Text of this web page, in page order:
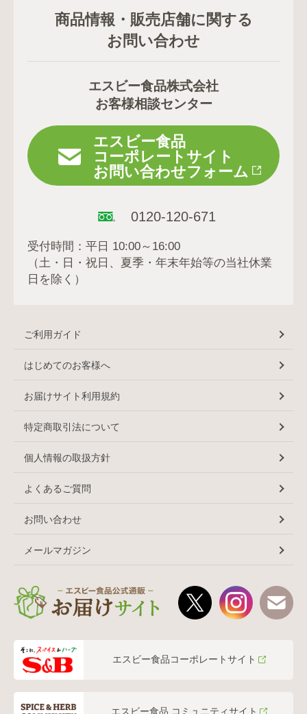
商品情報・販売店舗に関する
お問い合わせ
エスビー食品株式会社
お客様相談センター
エスビー食品
コーポレートサイト
お問い合わせフォーム
0120-120-671
受付時間：平日 10:00～16:00
（土・日・祝日、夏季・年末年始等の当社休業
日を除く）
ご利用ガイド
はじめてのお客様へ
お届けサイト利用規約
特定商取引法について
個人情報の取扱方針
よくあるご質問
お問い合わせ
メールマガジン
エスビー食品コーポレートサイト
エスビー食品 コミュニティサイト